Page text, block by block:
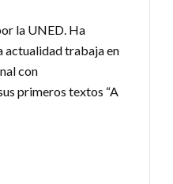
la UNED. Ha
actualidad trabaja en
con
primeros textos “A